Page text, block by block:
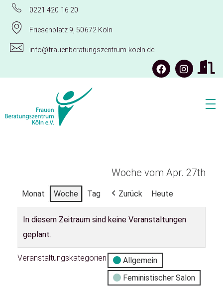
0221 420 16 20
Friesenplatz 9, 50672 Köln
info@frauenberatungszentrum-koeln.de
Woche vom Apr. 27th
Monat Woche Tag Zurück Heute
In diesem Zeitraum sind keine Veranstaltungen
geplant.
Veranstaltungskategorien
Allgemein
Feministischer Salon